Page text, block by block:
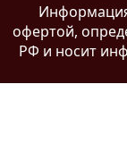
офертой,
РФ и носит